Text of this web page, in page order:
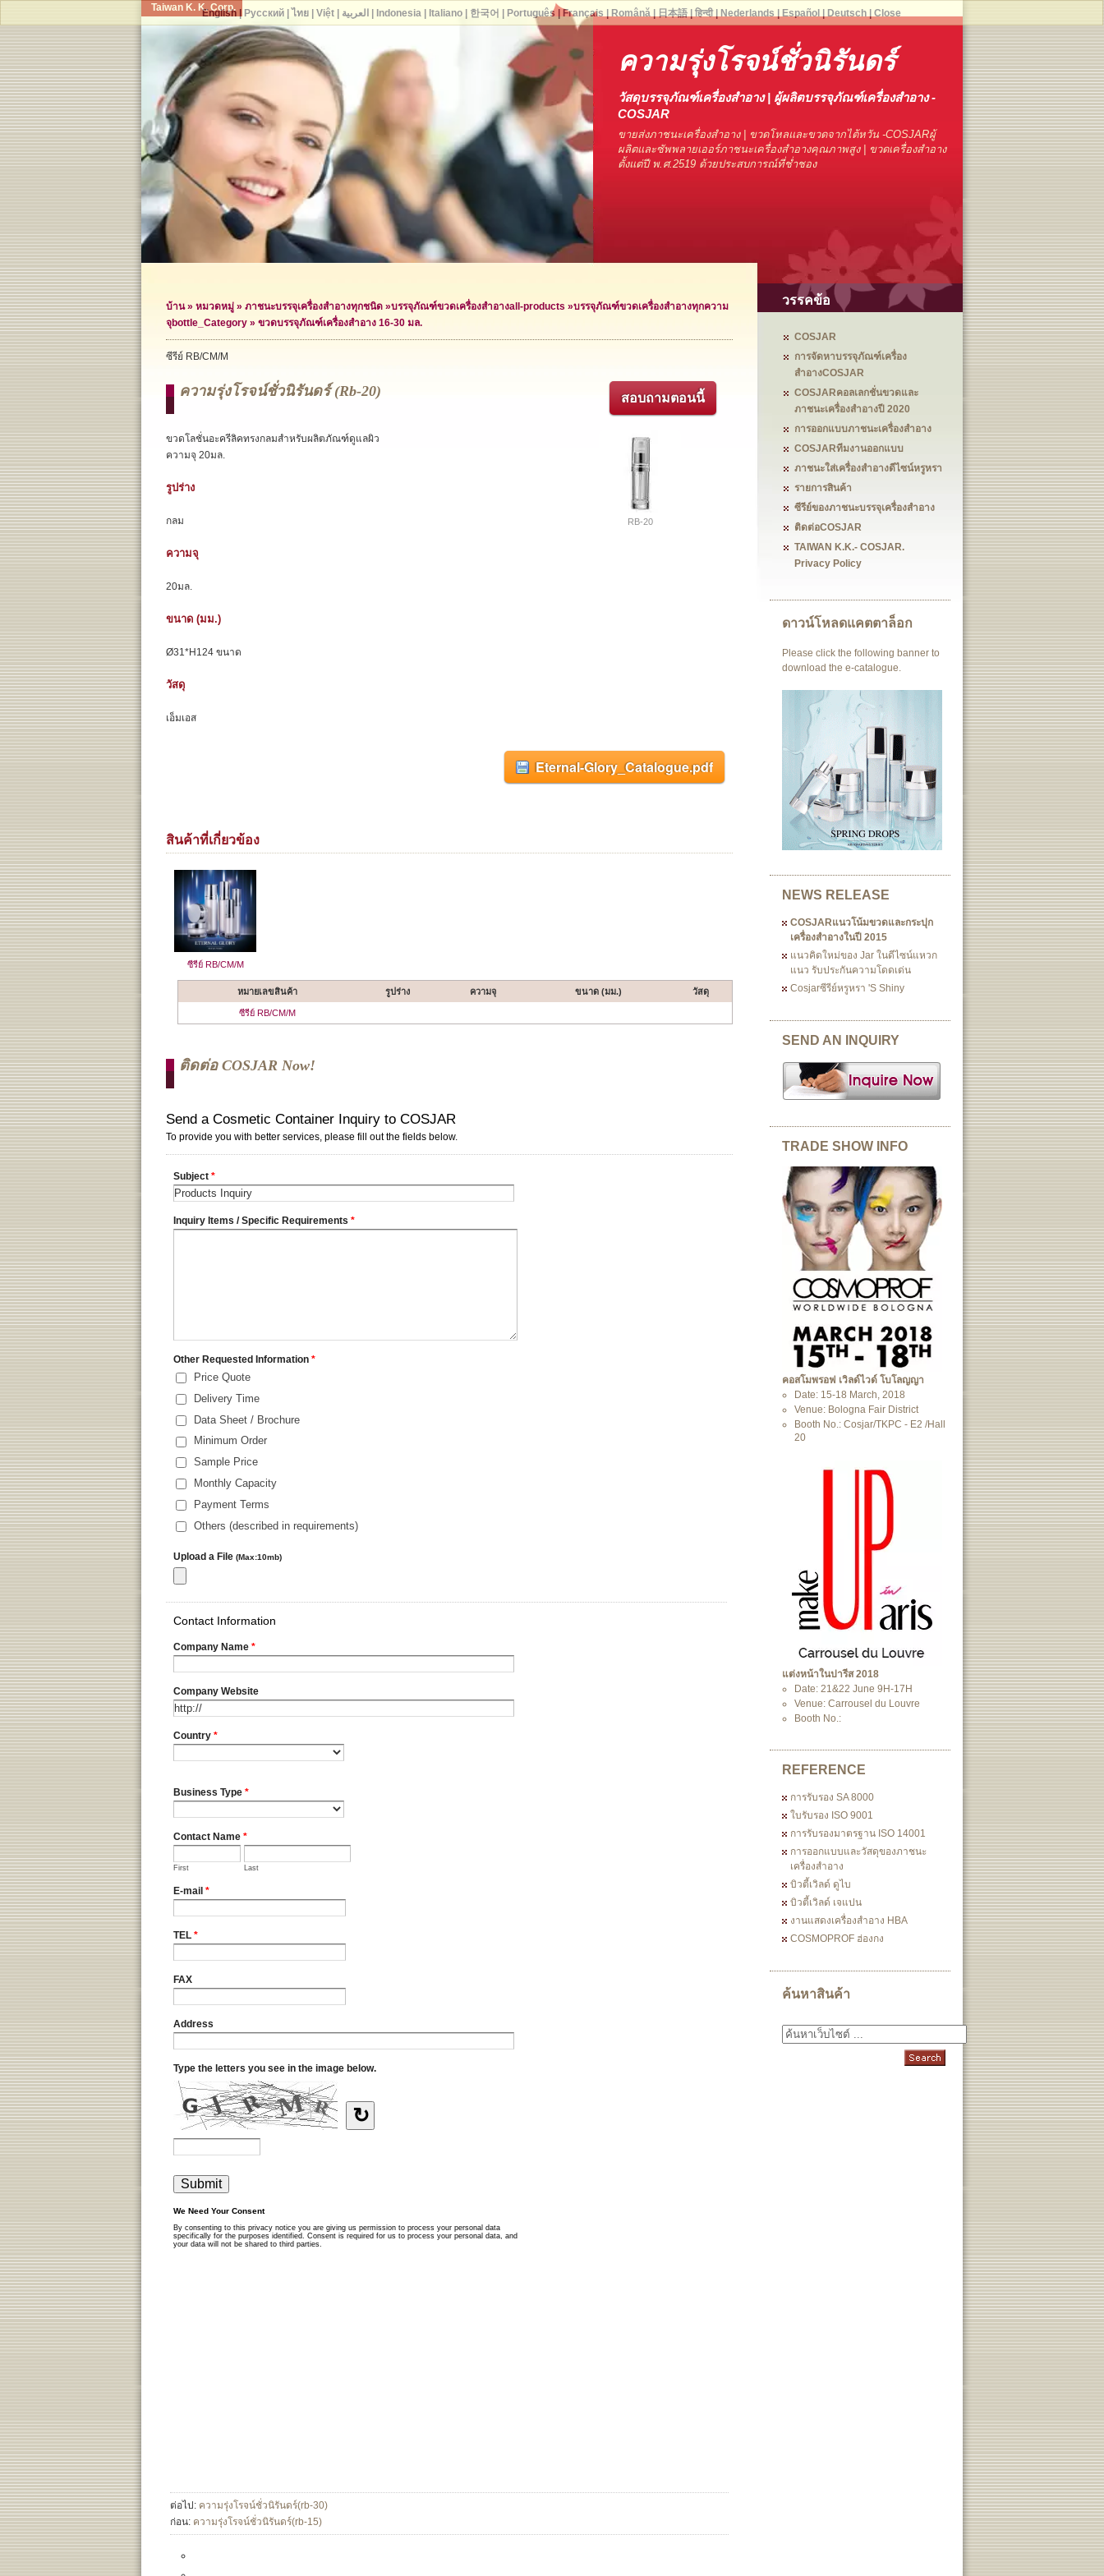
Taiwan K. K. Corp.
ความรุ่งโรจน์ชั่วนิรันดร์
วัสดุบรรจุภัณฑ์เครื่องสำอาง | ผู้ผลิตบรรจุภัณฑ์เครื่องสำอาง -
COSJAR
ขายส่งภาชนะเครื่องสำอาง | ขวดโหลและขวดจากไต้หวัน -COSJARผู้
ผลิตและซัพพลายเออร์ภาชนะเครื่องสำอางคุณภาพสูง | ขวดเครื่องสำอาง
ตั้งแต่ปี พ.ศ.2519 ด้วยประสบการณ์ที่ช่ำชอง
บ้าน» หมวดหมู่ » ภาชนะบรรจุเครื่องสำอางทุกชนิด »บรรจุภัณฑ์ขวดเครื่องสำอางall-products »บรรจุภัณฑ์ขวดเครื่องสำอางทุกความ
จุbottle_Category » ขวดบรรจุภัณฑ์เครื่องสำอาง 16-30 มล.
ซีรีย์ RB/CM/M
สอบถามตอนนี้
ความรุ่งโรจน์ชั่วนิรันดร์ (rb-20)
RB-20
ขวดโลชั่นอะครีลิคทรงกลมสำหรับผลิตภัณฑ์ดูแลผิว
ความจุ 20มล.
รูปร่าง
กลม
ความจุ
20มล.
ขนาด (มม.)
Ø31*H124 ขนาด
วัสดุ
เอ็มเอส
Eternal-Glory_Catalogue.pdf
สินค้าที่เกี่ยวข้อง
ซีรีย์ RB/CM/M
หมายเลขสินค้า รูปร่าง ความจุ ขนาด (มม.) วัสดุ
ซีรีย์ RB/CM/M
ติดต่อ COSJAR Now!
ต่อไป: ความรุ่งโรจน์ชั่วนิรันดร์(rb-30)
ก่อน: ความรุ่งโรจน์ชั่วนิรันดร์(rb-15)
วรรคข้อ
COSJAR
การจัดหาบรรจุภัณฑ์เครื่อง
สำอางCOSJAR
COSJARคอลเลกชั่นขวดและ
ภาชนะเครื่องสำอางปี 2020
การออกแบบภาชนะเครื่องสำอาง
COSJARทีมงานออกแบบ
ภาชนะใส่เครื่องสำอางดีไซน์หรูหรา
รายการสินค้า
ซีรีย์ของภาชนะบรรจุเครื่องสำอาง
ติดต่อCOSJAR
TAIWAN K.K.- COSJAR.
Privacy Policy
ดาวน์โหลดแคตตาล็อก
Please click the following banner to
download the e-catalogue.
NEWS RELEASE
COSJARแนวโน้มขวดและกระปุก
เครื่องสำอางในปี 2015
แนวคิดใหม่ของ Jar ในดีไซน์แหวก
แนว รับประกันความโดดเด่น
Cosjarซีรีย์หรูหรา 's Shiny
SEND AN INQUIRY
TRADE SHOW INFO
คอสโมพรอฟ เวิลด์ไวด์ โบโลญญา
Date: 15-18 March, 2018
Venue: Bologna Fair District
Booth No.: Cosjar/TKPC - E2 /Hall
20
แต่งหน้าในปารีส 2018
Date: 21&22 June 9H-17H
Venue: Carrousel du Louvre
Booth No.:
REFERENCE
การรับรอง SA 8000
ใบรับรอง ISO 9001
การรับรองมาตรฐาน ISO 14001
การออกแบบและวัสดุของภาชนะ
เครื่องสำอาง
บิวตี้เวิลด์ ดูไบ
บิวตี้เวิลด์ เจแปน
งานแสดงเครื่องสำอาง HBA
COSMOPROF ฮ่องกง
ค้นหาสินค้า
English| Русский| ไทย| Việt| العربية Indonesia| Italiano| 한국어 Português Français Română| 日本語| हिन्दी| Nederlands Español Deutsch| Close